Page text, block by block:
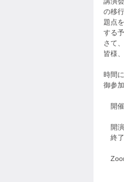
の移
題点
する
さて
皆様
時間
御参
開催
開
終